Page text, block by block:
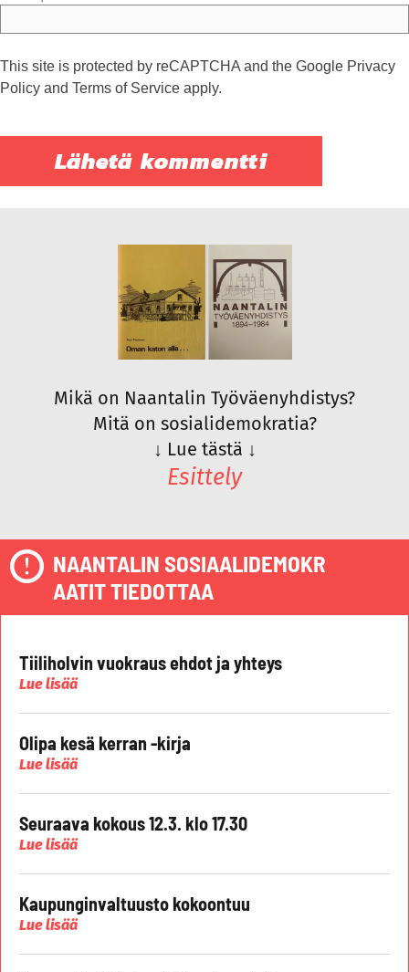
This site is protected by reCAPTCHA and the Google Privacy
Policy and Terms of Service apply.
Mikä on Naantalin Työväenyhdistys?
Mitä on sosialidemokratia?
↓ Lue tästä ↓
Esittely
NAANTALIN SOSIAALIDEMOKR
AATIT TIEDOTTAA
Tiiliholvin vuokraus ehdot ja yhteys
Lue lisää
Olipa kesä kerran -kirja
Lue lisää
Seuraava kokous 12.3. klo 17.30
Lue lisää
Kaupunginvaltuusto kokoontuu
Lue lisää